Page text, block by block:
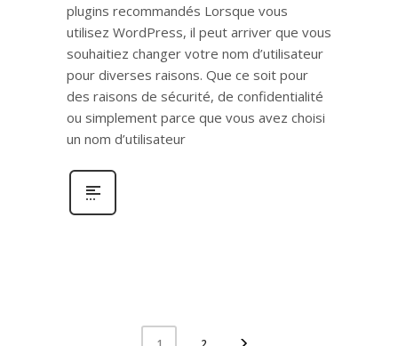
plugins recommandés Lorsque vous
utilisez WordPress, il peut arriver que vous
souhaitiez changer votre nom d’utilisateur
pour diverses raisons. Que ce soit pour
des raisons de sécurité, de confidentialité
ou simplement parce que vous avez choisi
un nom d’utilisateur